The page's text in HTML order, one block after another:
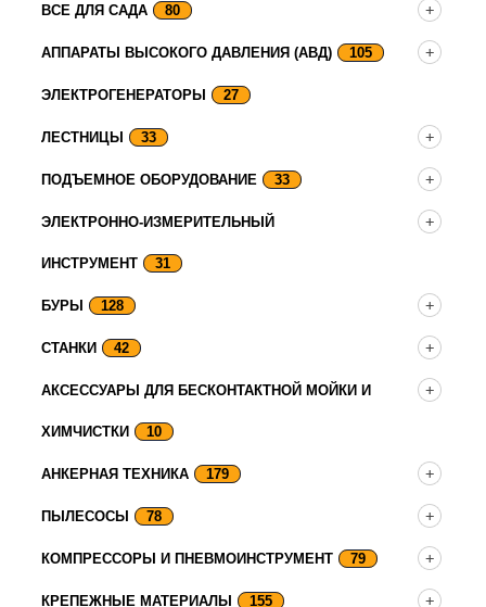
ВСЕ ДЛЯ САДА 80
АППАРАТЫ ВЫСОКОГО ДАВЛЕНИЯ (АВД) 105
ЭЛЕКТРОГЕНЕРАТОРЫ 27
ЛЕСТНИЦЫ 33
ПОДЪЕМНОЕ ОБОРУДОВАНИЕ 33
ЭЛЕКТРОННО-ИЗМЕРИТЕЛЬНЫЙ
ИНСТРУМЕНТ 31
БУРЫ 128
СТАНКИ 42
АКСЕССУАРЫ ДЛЯ БЕСКОНТАКТНОЙ МОЙКИ И
ХИМЧИСТКИ 10
АНКЕРНАЯ ТЕХНИКА 179
ПЫЛЕСОСЫ 78
КОМПРЕССОРЫ И ПНЕВМОИНСТРУМЕНТ 79
КРЕПЕЖНЫЕ МАТЕРИАЛЫ 155